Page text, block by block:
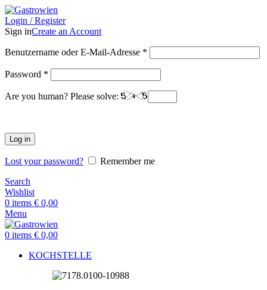
Login / Register
Sign inCreate an Account
Benutzername oder E-Mail-Adresse *
Password *
Are you human? Please solve:
Log in
Lost your password?
Remember me
Search
Wishlist
0 items € 0,00
Menu
0 items € 0,00
KOCHSTELLE